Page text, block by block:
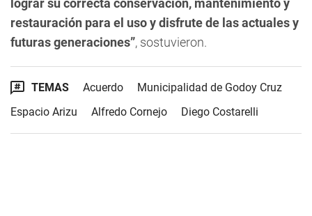
lograr su correcta conservación, mantenimiento y
restauración para el uso y disfrute de las actuales y
futuras generaciones”, sostuvieron.
TEMAS Acuerdo
Municipalidad de Godoy Cruz
Espacio Arizu
Alfredo Cornejo Diego Costarelli